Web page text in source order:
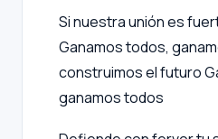
Si nuestra unión es
Ganamos todos,
construimos el futuro
ganamos todos